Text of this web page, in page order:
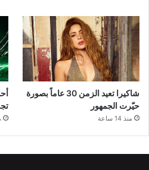
شاكيرا تعيد الزمن 30 عاماً بصورة
حيّرت الجمهور
منذ 14 ساعة